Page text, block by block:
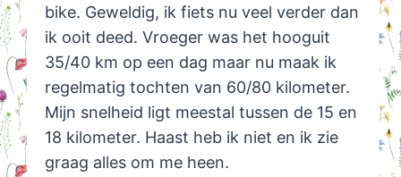
bike. Geweldig, ik fiets nu veel verder dan
ik ooit deed. Vroeger was het hooguit
35/40 km op een dag maar nu maak ik
regelmatig tochten van 60/80 kilometer.
Mijn snelheid ligt meestal tussen de 15 en
18 kilometer. Haast heb ik niet en ik zie
graag alles om me heen.